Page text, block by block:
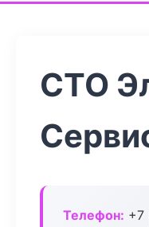
СТО
Телефон: +7